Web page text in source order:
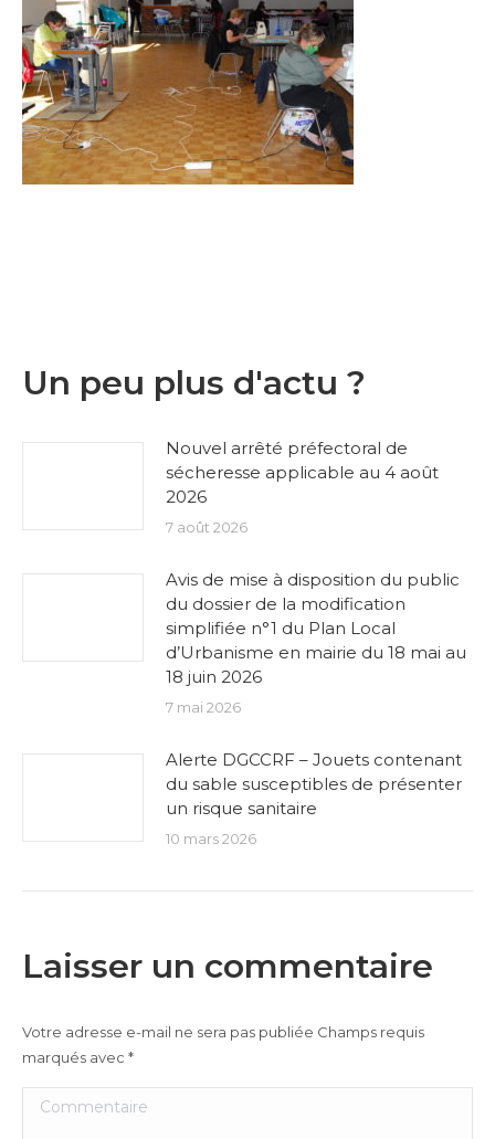
Un peu plus d'actu ?
Nouvel arrêté préfectoral de
sécheresse applicable au 4 août
2026
7 août 2026
Avis de mise à disposition du public
du dossier de la modification
simplifiée n°1 du Plan Local
d’Urbanisme en mairie du 18 mai au
18 juin 2026
7 mai 2026
Alerte DGCCRF – Jouets contenant
du sable susceptibles de présenter
un risque sanitaire
10 mars 2026
Laisser un commentaire
Votre adresse e-mail ne sera pas publiée Champs requis
marqués avec *
Commentaire